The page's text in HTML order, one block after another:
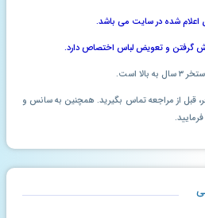
اعلام شده در سایت می باشد.
است.
قبل از مراجعه تماس بگیرید. همچنین به سانس و